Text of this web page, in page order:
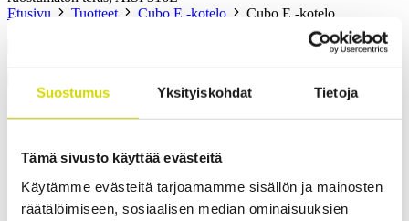
Suostumus Yksityiskohdat Tietoja
Tämä sivusto käyttää evästeitä
Käytämme evästeitä tarjoamamme sisällön ja mainosten
räätälöimiseen, sosiaalisen median ominaisuuksien
Etusivu
Tuotteet Cubo E -kotelo
Cubo E -kotelo
500x500x300mm, sileät sivut, ruostumaton teräs, AISI 316L
Cubo E -kotelo
500x500x300mm, sileät sivut,
ruostumaton teräs, AISI 316L